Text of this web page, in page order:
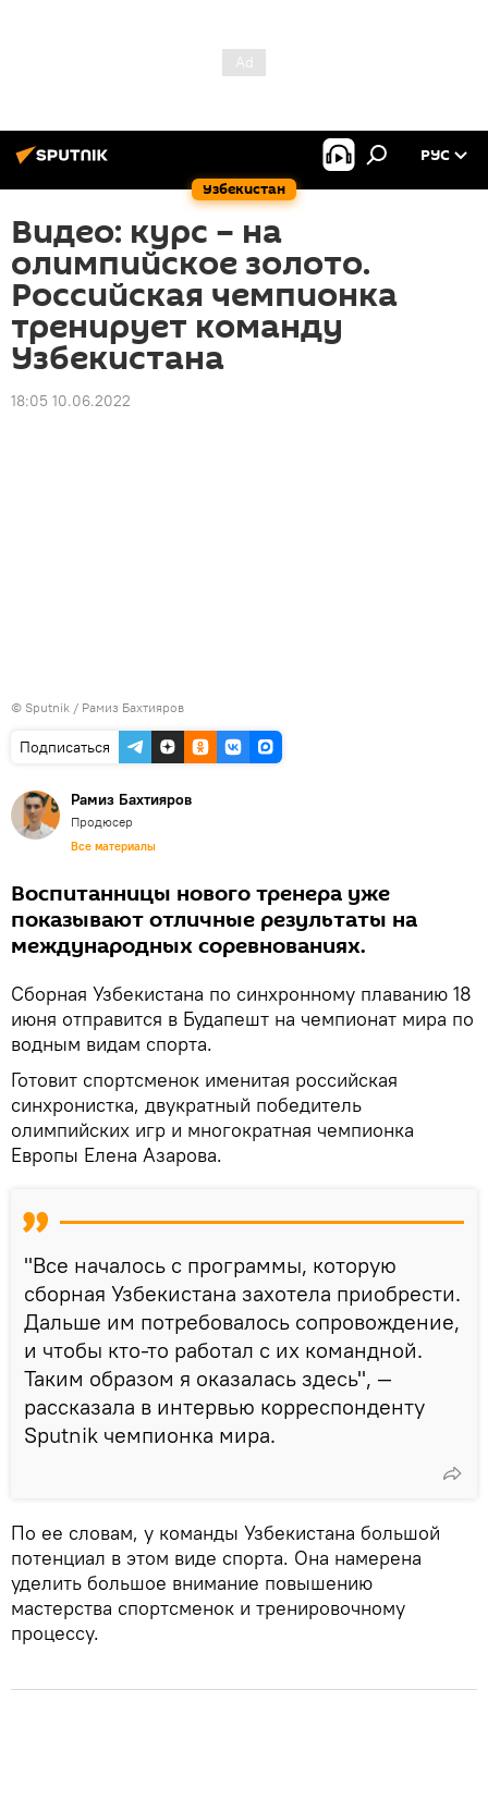
Узбекистан
РУС
Видео: курс – на
олимпийское золото.
Российская чемпионка
тренирует команду
Узбекистана
18:05 10.06.2022
© Sputnik / Рамиз Бахтияров
Подписаться
Рамиз Бахтияров
Продюсер
Все материалы
Воспитанницы нового тренера уже
показывают отличные результаты на
международных соревнованиях.
Сборная Узбекистана по синхронному плаванию 18
июня отправится в Будапешт на чемпионат мира по
водным видам спорта.
Готовит спортсменок именитая российская
синхронистка, двукратный победитель
олимпийских игр и многократная чемпионка
Европы Елена Азарова.
"Все началось с программы, которую
сборная Узбекистана захотела приобрести.
Дальше им потребовалось сопровождение,
и чтобы кто-то работал с их командной.
Таким образом я оказалась здесь", —
рассказала в интервью корреспонденту
Sputnik чемпионка мира.
По ее словам, у команды Узбекистана большой
потенциал в этом виде спорта. Она намерена
уделить большое внимание повышению
мастерства спортсменок и тренировочному
процессу.